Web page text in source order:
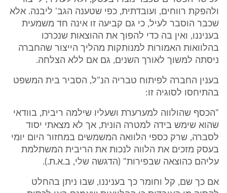
ולהפקת רווחים, ועובדתית, כפי שטענה הגב' ליבנה. אלא
שכבר הוסבר לעיל, כי גם קביעה זו אינה חד משמעית
בעניננו, ואין בה כדי להפוך את ההוצאות שנכרכו
בהלוואות האמורות למנותקות מהליך הייצור שהחברה
ניסתה למשוך לאורך השנים, גם אם ללא הצלחה.
בענין החברה לפיתוח טבריה הנ"ל, הסביר בית המשפט
בהתיחסו לסוגיה זו:
"הכסף שהולווה למערערת ושעליו שילמה ריבית, בוודאי
שהוא שימש בידה למטרה הונית, אך לא מצאתי יסוד
לסברה, שרק כספי הלוואה המשמשים במחזור היום יומי
בעסק מזכים את הלווה לנכות את הריבית המשתלמת
עליהם כהוצאה שבפירות" (הדגשה שלי, ב.א.ת.).
אם כך שם, קל וחומר כך בעניננו, שבו ניתן בהחלט